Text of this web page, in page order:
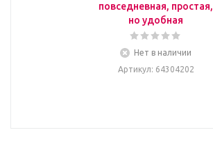
повседневная, простая,
но удобная
Нет в наличии
Артикул: 64304202